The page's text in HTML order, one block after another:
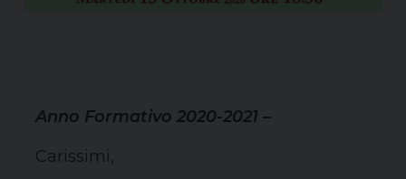
Anno Formativo 2020-2021 –
Carissimi,